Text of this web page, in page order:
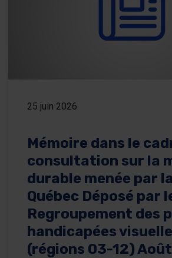
25 juin 2026
Mémoire dans le
consultation sur la
durable menée par
Québec Déposé par
Regroupement des
handicapées
(régions 03-12)